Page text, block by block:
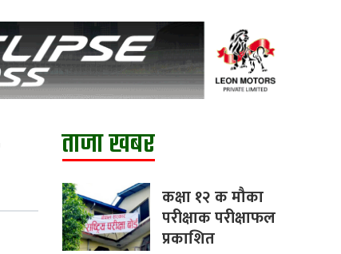
ताजा खबर
कक्षा १२ क मौका
परीक्षाक परीक्षाफल
प्रकाशित